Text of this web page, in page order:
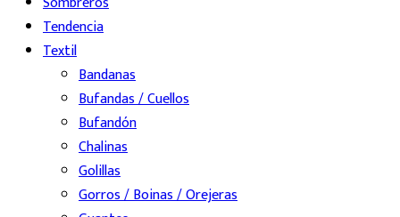
Tendencia
Textil
Bandanas
Bufandas / Cuellos
Bufandón
Chalinas
Golillas
Gorros / Boinas / Orejeras